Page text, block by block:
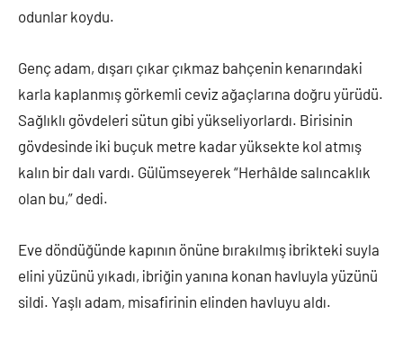
odunlar koydu.
Genç adam, dışarı çıkar çıkmaz bahçenin kenarındaki
karla kaplanmış görkemli ceviz ağaçlarına doğru yürüdü.
Sağlıklı gövdeleri sütun gibi yükseliyorlardı. Birisinin
gövdesinde iki buçuk metre kadar yüksekte kol atmış
kalın bir dalı vardı. Gülümseyerek “Herhâlde salıncaklık
olan bu,” dedi.
Eve döndüğünde kapının önüne bırakılmış ibrikteki suyla
elini yüzünü yıkadı, ibriğin yanına konan havluyla yüzünü
sildi. Yaşlı adam, misafirinin elinden havluyu aldı.